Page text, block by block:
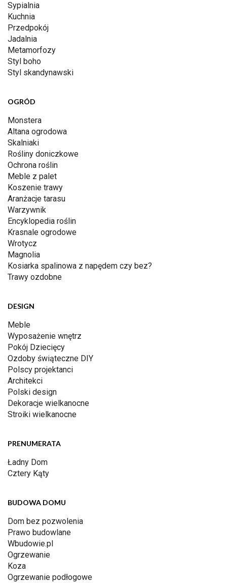
Sypialnia
Kuchnia
Przedpokój
Jadalnia
Metamorfozy
Styl boho
Styl skandynawski
OGRÓD
Monstera
Altana ogrodowa
Skalniaki
Rośliny doniczkowe
Ochrona roślin
Meble z palet
Koszenie trawy
Aranżacje tarasu
Warzywnik
Encyklopedia roślin
Krasnale ogrodowe
Wrotycz
Magnolia
Kosiarka spalinowa z napędem czy bez?
Trawy ozdobne
DESIGN
Meble
Wyposażenie wnętrz
Pokój Dziecięcy
Ozdoby świąteczne DIY
Polscy projektanci
Architekci
Polski design
Dekoracje wielkanocne
Stroiki wielkanocne
PRENUMERATA
Ładny Dom
Cztery Kąty
BUDOWA DOMU
Dom bez pozwolenia
Prawo budowlane
Wbudowie.pl
Ogrzewanie
Koza
Ogrzewanie podłogowe